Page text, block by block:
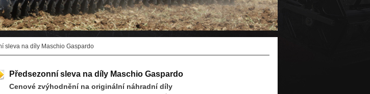
sleva na díly Maschio Gaspardo
Předsezonní sleva na díly Maschio Gaspardo
Cenové zvýhodnění na originální náhradní díly